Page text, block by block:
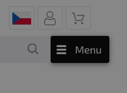
Menu